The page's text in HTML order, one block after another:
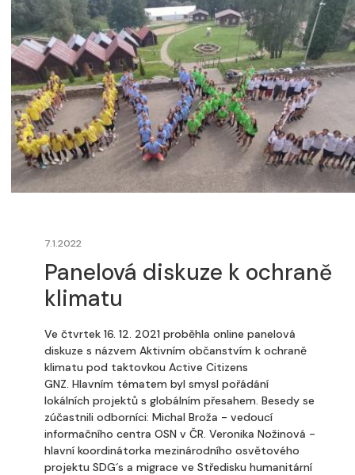
7.1.2022
Panelová diskuze k ochraně
klimatu
Ve čtvrtek 16. 12. 2021 proběhla online panelová
diskuze s názvem Aktivním občanstvím k ochraně
klimatu pod taktovkou Active Citizens
GNZ. Hlavním tématem byl smysl pořádání
lokálních projektů s globálním přesahem. Besedy se
zúčastnili odborníci: Michal Broža - vedoucí
informačního centra OSN v ČR. Veronika Nožinová -
hlavní koordinátorka mezinárodního osvětového
projektu SDG´s a migrace ve Středisku humanitární